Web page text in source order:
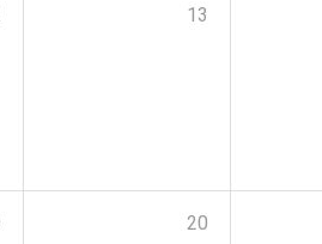
13
20